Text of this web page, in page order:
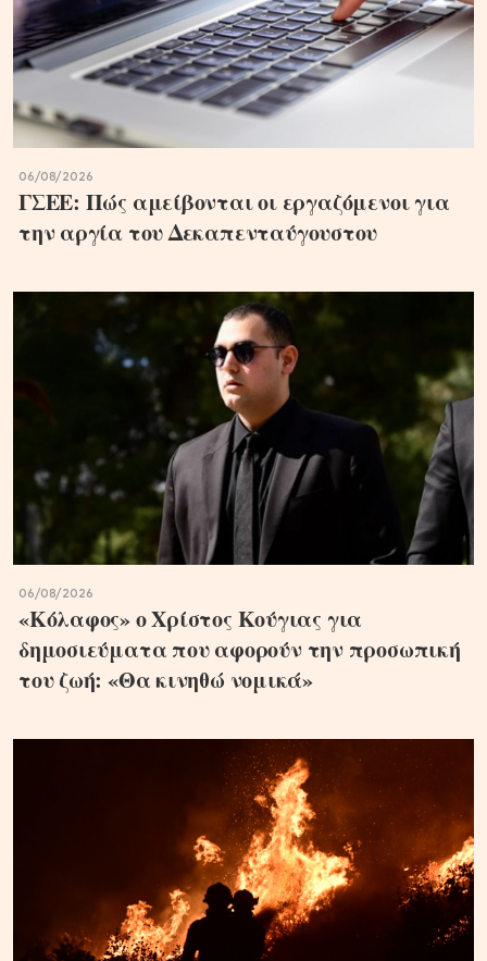
06/08/2026
ΓΣΕΕ: Πώς αμείβονται οι εργαζόμενοι για
την αργία του Δεκαπενταύγουστου
06/08/2026
«Κόλαφος» ο Χρίστος Κούγιας για
δημοσιεύματα που αφορούν την προσωπική
του ζωή: «Θα κινηθώ νομικά»